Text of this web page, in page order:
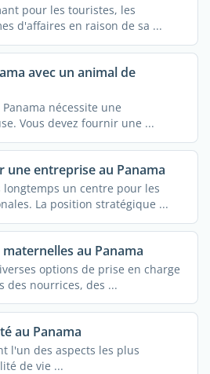
pour les touristes, les
d'affaires en raison de sa ...
avec un animal de
nécessite une
Vous devez fournir une ...
une entreprise au Panama
longtemps un centre pour les
La position stratégique ...
au Panama
options de prise en charge
des nourrices, des ...
au Panama
l'un des aspects les plus
de vie ...